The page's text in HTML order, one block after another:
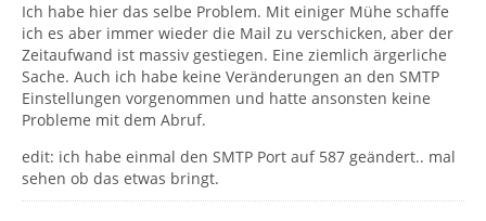
Ich habe hier das selbe Problem. Mit einiger Mühe schaffe
ich es aber immer wieder die Mail zu verschicken, aber der
Zeitaufwand ist massiv gestiegen. Eine ziemlich ärgerliche
Sache. Auch ich habe keine Veränderungen an den SMTP
Einstellungen vorgenommen und hatte ansonsten keine
Probleme mit dem Abruf.
edit: ich habe einmal den SMTP Port auf 587 geändert.. mal
sehen ob das etwas bringt.